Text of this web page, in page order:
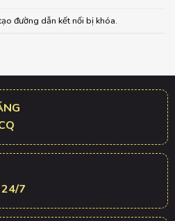
đường dẫn kết nối bị khóa.
7